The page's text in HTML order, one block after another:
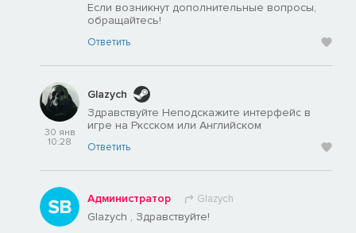
Если возникнут дополнительные вопросы,
обращайтесь!
Ответить
30 янв
10:28
Glazych
Здравствуйте Неподскажите интерфейс в
игре на Рксском или Английском
Ответить
Администратор Glazych
Glazych , Здравствуйте!